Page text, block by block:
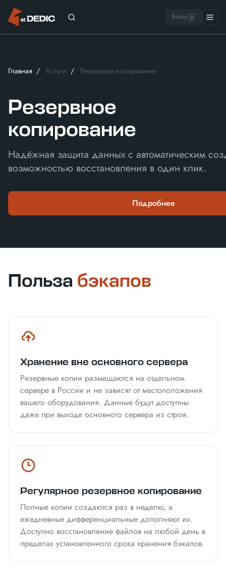
Войти
Главная Услуги Резервное копирование
Резервное
копирование
Надёжная защита данных c автоматическим
возможностью восстановления в один клик.
Подробнее
Польза бэкапов
Хранение вне основного сервера
Резервные копии размещаются на отдельном
сервере в России и не зависят от местоположения
вашего оборудования. Данные будут доступны
даже при выходе основного сервера из строя.
Регулярное резервное копирование
Полные копии создаются раз в неделю, а
ежедневные дифференциальные дополняют их.
Доступно восстановление файлов на любой день в
пределах установленного срока хранения бэкапов.